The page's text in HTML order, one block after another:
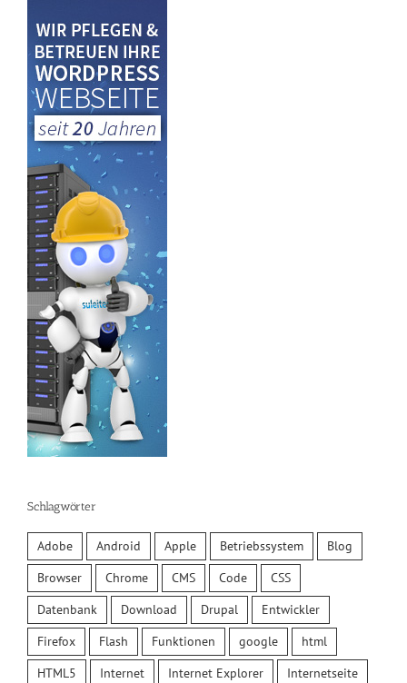
Schlagwörter
Adobe Android Apple Betriebssystem
Blog
Browser
Chrome CMS Code
CSS
Datenbank
Download Drupal
Entwickler
Firefox
Flash Funktionen google
html
HTML5
Internet Internet Explorer
Internetseite